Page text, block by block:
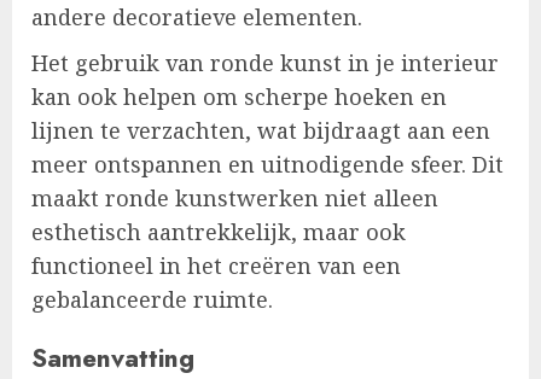
andere decoratieve elementen.
Het gebruik van ronde kunst in je interieur
kan ook helpen om scherpe hoeken en
lijnen te verzachten, wat bijdraagt aan een
meer ontspannen en uitnodigende sfeer. Dit
maakt ronde kunstwerken niet alleen
esthetisch aantrekkelijk, maar ook
functioneel in het creëren van een
gebalanceerde ruimte.
Samenvatting